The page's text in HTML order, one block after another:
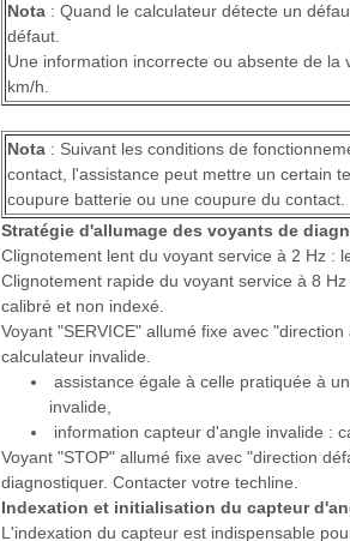
Nota: Quand le calculateur détecte un
défaut.
Une information incorrecte ou absente de
km/h.
Nota: Suivant les conditions de
contact, l'assistance peut mettre un certain
coupure batterie ou une coupure du contact.
Stratégie d'allumage des voyants de
Clignotement lent du voyant service à 2 Hz :
Clignotement rapide du voyant service à 8
calibré et non indexé.
Voyant "SERVICE" allumé fixe avec
calculateur invalide.
assistance égale à celle pratiquée à
invalide,
information capteur d'angle invalide :
Voyant "STOP" allumé fixe avec "direction
diagnostiquer. Contacter votre techline.
Indexation et initialisation du capteur
L'indexation du capteur est indispensable